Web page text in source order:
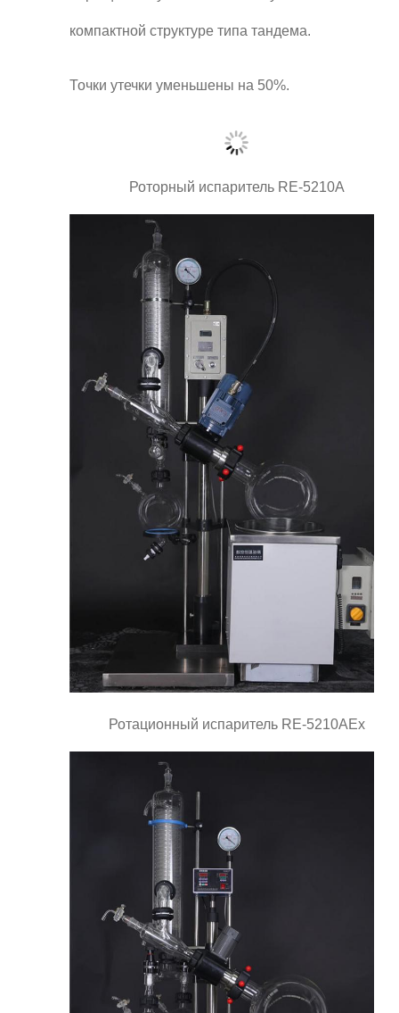
компактной структуре типа тандема.
Точки утечки уменьшены на 50%.
Роторный испаритель RE-5210A
Ротационный испаритель RE-5210AEx